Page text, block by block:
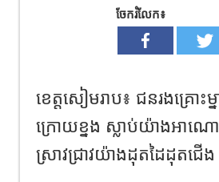
ចែករំលែក៖
ខេត្តសៀមរាប៖ ជនរងគ្រោ
ក្រោយខ្នង ស្លាប់យ៉ាងអាណ
ស្រាវជ្រាវយ៉ាងដុតដៃដុតជើង